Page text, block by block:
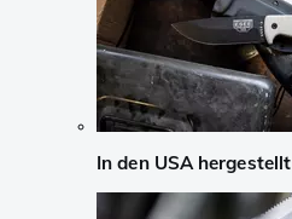
In den USA hergestellt